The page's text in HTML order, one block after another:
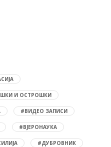
И ОСТРОШКИ
#ВИДЕО ЗАПИСИ
#ВЈЕРОНАУКА
#ДУБРОВНИК